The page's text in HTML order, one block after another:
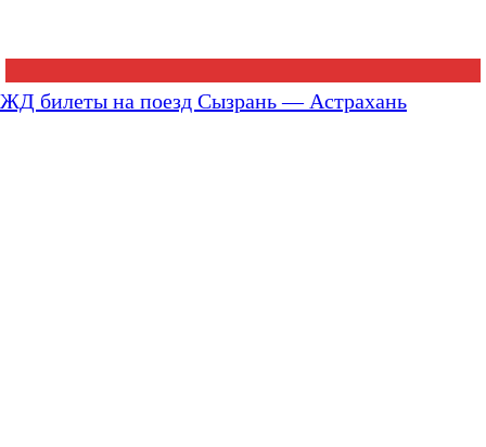
ЖД билеты на поезд Сызрань — Астрахань